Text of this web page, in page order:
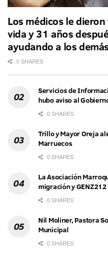
Los médicos le
vida y 31 años
ayudando a los
0 SHARES
Servicios de
hubo aviso al
0 SHARES
Trillo y Mayor Oreja
Marruecos
0 SHARES
La Asociación
migración y GENZ212
0 SHARES
Nil Moliner, Pastora
Municipal
0 SHARES